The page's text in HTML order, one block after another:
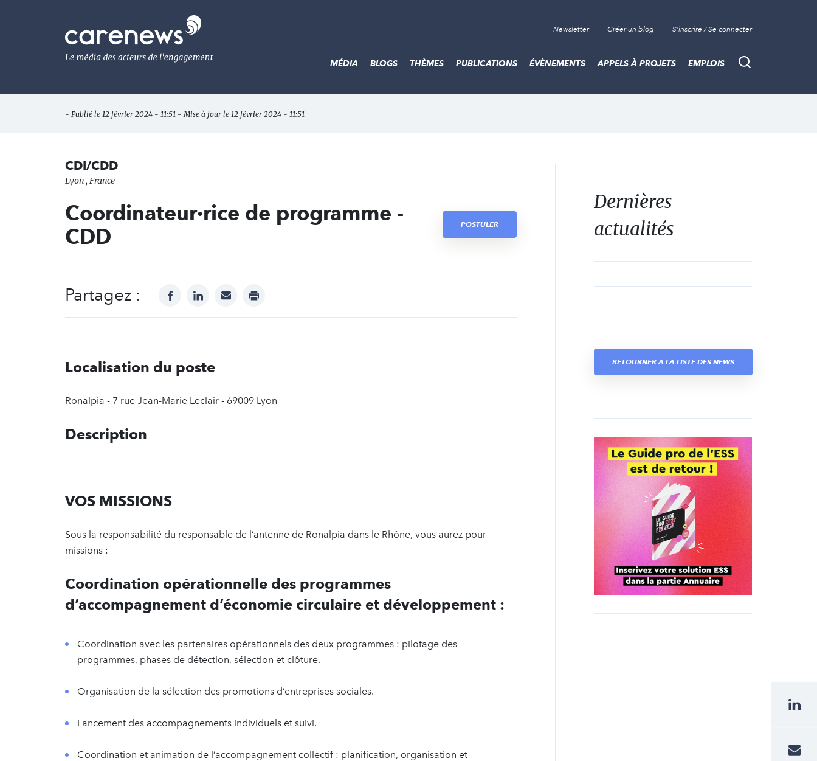
Le
média
de
l'engagement
Newsletter Créer un blog S'inscrire / Se connecter
Recherche
MÉDIA BLOGS THÈMES PUBLICATIONS ÉVÈNEMENTS APPELS À PROJETS EMPLOIS
- Publié le 12 février 2024 - 11:51 - Mise à jour le 12 février 2024 - 11:51
CDI/CDD
Lyon , France
Coordinateur·rice de programme -
CDD
POSTULER
Partagez : facebooklinkedinmail print
Localisation du poste
Ronalpia - 7 rue Jean-Marie Leclair - 69009 Lyon
Description
VOS MISSIONS
Sous la responsabilité du responsable de l’antenne de Ronalpia dans le Rhône, vous aurez pour
missions :
Coordination opérationnelle des programmes
d’accompagnement d’économie circulaire et développement :
Coordination avec les partenaires opérationnels des deux programmes : pilotage des
programmes, phases de détection, sélection et clôture.
Organisation de la sélection des promotions d’entreprises sociales.
Lancement des accompagnements individuels et suivi.
Coordination et animation de l’accompagnement collectif : planification, organisation et
Dernières
actualités
RETOURNER À LA LISTE DES NEWS